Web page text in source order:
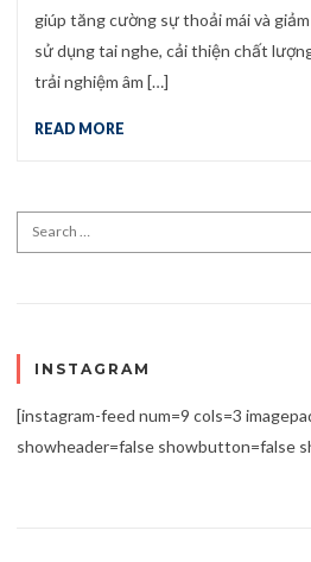
giúp tăng cường sự thoải mái và
sử dụng tai nghe, cải thiện chất
trải nghiệm âm […]
READ MORE
Search for:
INSTAGRAM
[instagram-feed num=9 cols=3
showheader=false showbutton=false